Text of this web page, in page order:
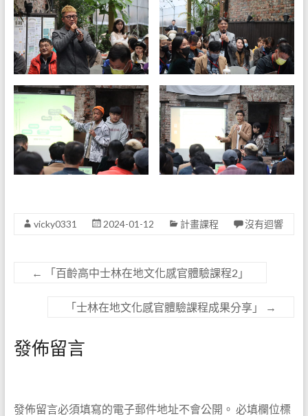
vicky0331 2024-01-12 計畫課程 沒有迴響
← 「百齡高中士林在地文化感官體驗課程2」
「士林在地文化感官體驗課程成果分享」 →
發佈留言
發佈留言必須填寫的電子郵件地址不會公開。 必填欄位標